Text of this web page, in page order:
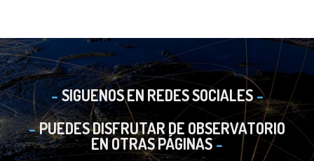
SIGUENOS EN REDES SOCIALES
PUEDES DISFRUTAR DE OBSERVATORIO
EN OTRAS PÁGINAS